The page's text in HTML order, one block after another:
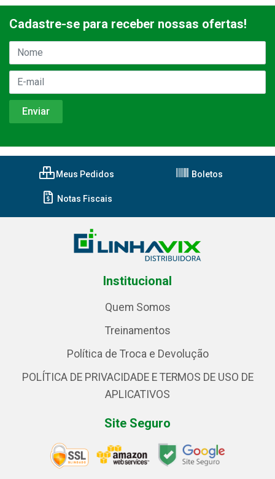
Cadastre-se para receber nossas ofertas!
Meus Pedidos Boletos
Notas Fiscais
Institucional
Quem Somos
Treinamentos
Política de Troca e Devolução
POLÍTICA DE PRIVACIDADE E TERMOS DE USO DE
APLICATIVOS
Site Seguro